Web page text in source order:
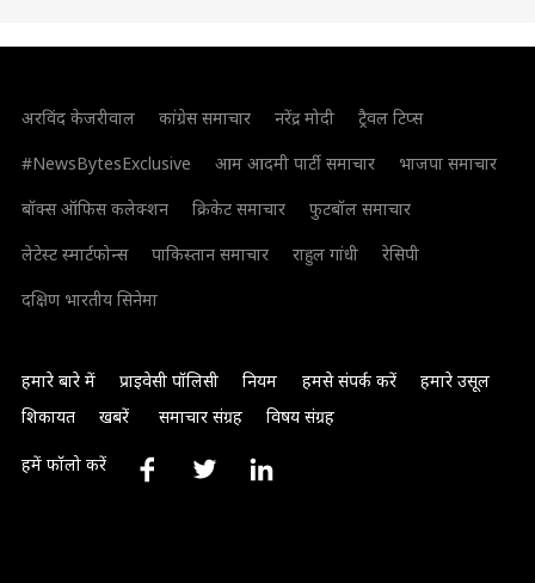
अरविंद केजरीवाल कांग्रेस समाचार नरेंद्र मोदी
ट्रैवल टिप्स
#NewsBytesExclusive
आम आदमी पार्टी समाचार
भाजपा समाचार
बॉक्स ऑफिस कलेक्शन
क्रिकेट समाचार
फुटबॉल समाचार
लेटेस्ट स्मार्टफोन्स
पाकिस्तान समाचार राहुल गांधी
रेसिपी
दक्षिण भारतीय सिनेमा
हमारे बारे में प्राइवेसी पॉलिसी नियम हमसे संपर्क करें
हमारे उसूल
शिकायत
खबरें समाचार संग्रह विषय संग्रह
हमें फॉलो करें